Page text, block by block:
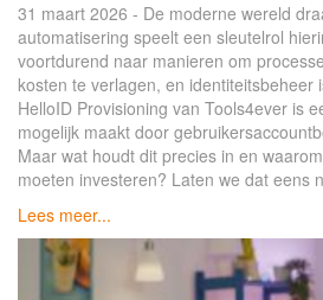
31 maart 2026 - De moderne wereld
automatisering speelt een sleutelrol
voortdurend naar manieren om
kosten te verlagen, en identiteitsbeheer
HelloID Provisioning van Tools4ever is
mogelijk maakt door
Maar wat houdt dit precies in en
moeten investeren? Laten we dat eens
Lees meer...